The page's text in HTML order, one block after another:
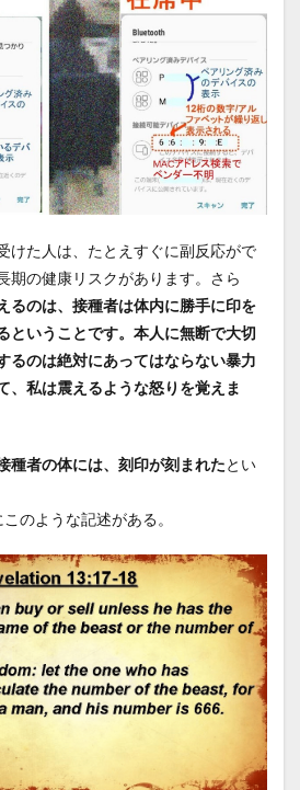
けた人は、たとえすぐに副反応がで
期の健康リスクがあります。さら
るのは、接種者は体内に勝手に印を
ということです。本人に無断で大切
るのは絶対にあってはならない暴力
、私は震えるような怒りを覚えま
種者の体には、刻印が刻まれたとい
のような記述がある。